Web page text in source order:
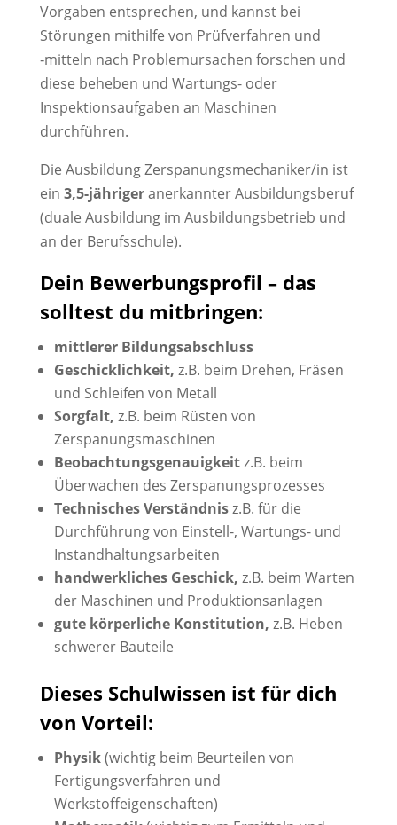
Vorgaben entsprechen, und kannst bei
Störungen mithilfe von Prüfverfahren und
‑mitteln nach Problemursachen forschen und
diese beheben und Wartungs- oder
Inspektionsaufgaben an Maschinen
durchführen.
Die Ausbildung Zerspanungsmechaniker/in ist
ein 3,5-jährigeranerkannter Ausbildungsberuf
(duale Ausbildung im Ausbildungsbetrieb und
an der Berufsschule).
Dein Bewerbungsprofil – das
solltest du mitbringen:
mittlerer Bildungsabschluss
Geschicklichkeit, z.B. beim Drehen, Fräsen
und Schleifen von Metall
Sorgfalt, z.B. beim Rüsten von
Zerspanungsmaschinen
Beobachtungsgenauigkeitz.B. beim
Überwachen des Zerspanungsprozesses
Technisches Verständnisz.B. für die
Durchführung von Einstell-, Wartungs- und
Instandhaltungsarbeiten
handwerkliches Geschick, z.B. beim Warten
der Maschinen und Produktionsanlagen
gute körperliche Konstitution, z.B. Heben
schwerer Bauteile
Dieses Schulwissen ist für dich
von Vorteil:
Physik(wichtig beim Beurteilen von
Fertigungsverfahren und
Werkstoffeigenschaften)